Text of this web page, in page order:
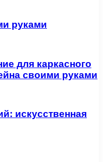
руками
для каркасного
своими руками
искусственная